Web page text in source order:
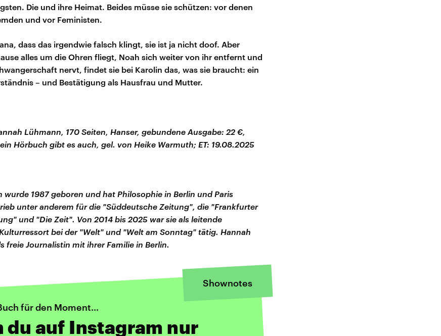
Die und ihre Heimat. Beides müsse sie schützen: vor denen
und vor Feministen.
dass das irgendwie falsch klingt, sie ist ja nicht doof. Aber
alles um die Ohren fliegt, Noah sich weiter von ihr entfernt und
nervt, findet sie bei Karolin das, was sie braucht: ein
– und Bestätigung als Hausfrau und Mutter.
Lühmann, 170 Seiten, Hanser, gebundene Ausgabe: 22 €,
Hörbuch gibt es auch, gel. von Heike Warmuth; ET: 19.08.2025
wurde 1987 geboren und hat Philosophie in Berlin und Paris
unter anderem für die "Süddeutsche Zeitung", die "Frankfurter
und "Die Zeit". Von 2014 bis 2025 war sie als leitende
bei der "Welt" und "Welt am Sonntag" tätig. Hannah
freie Journalistin mit ihrer Familie in Berlin.
Shownotes
für den Moment...
du auf Instagram nur